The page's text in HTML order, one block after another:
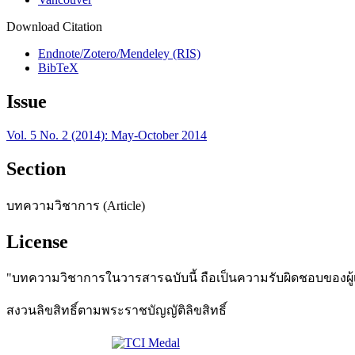
Download Citation
Endnote/Zotero/Mendeley (RIS)
BibTeX
Issue
Vol. 5 No. 2 (2014): May-October 2014
Section
บทความวิชาการ (Article)
License
"บทความวิชาการในวารสารฉบับนี้ ถือเป็นความรับผิดชอบของผู้
สงวนลิขสิทธิ์ตามพระราชบัญญัติลิขสิทธิ์